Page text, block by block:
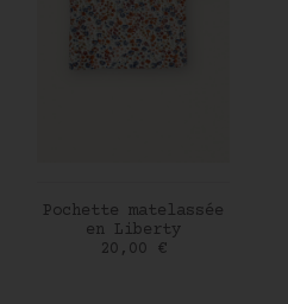
AJOUTER AU PANIER
Pochette matelassée
en Liberty
Prix
20,00 €